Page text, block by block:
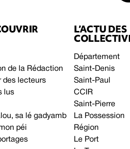
de la Rédaction
des lecteurs
lus
sa lé gadyamb
péi
L’ACTU DES
Département
Saint-Denis
Saint-Paul
CCIR
Saint-Pierre
La Possession
Région
Le Port